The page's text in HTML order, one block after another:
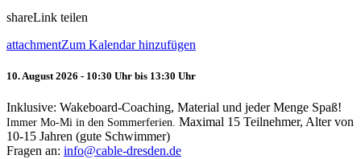
shareLink teilen
attachmentZum Kalendar hinzufügen
10. August 2026 - 10:30 Uhr bis 13:30 Uhr
Inklusive: Wakeboard-Coaching, Material und jeder Menge Spaß!
Immer Mo-Mi in den Sommerferien. Maximal 15 Teilnehmer, Alter von
10-15 Jahren (gute Schwimmer)
Fragen an: info@cable-dresden.de